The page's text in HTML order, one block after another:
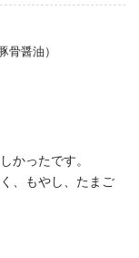
骨醤油）
かったです。
、もやし、たまご